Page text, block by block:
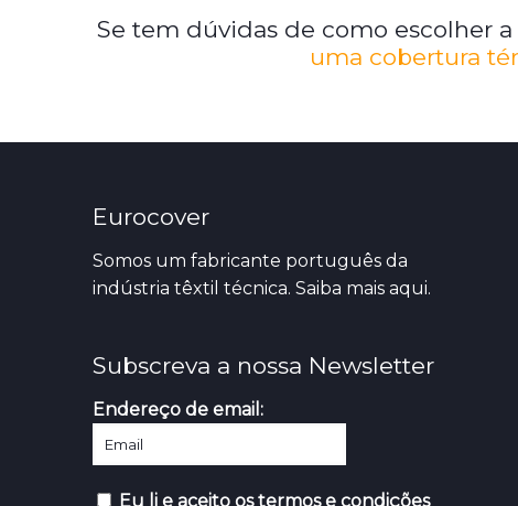
Se tem dúvidas de como escolher
uma cobertura
Eurocover
Somos um fabricante português da
indústria têxtil técnica. Saiba mais aqui.
Subscreva a nossa Newsletter
Endereço de email:
Eu li e aceito os termos e condições